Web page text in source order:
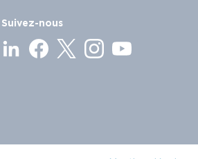
Suivez-nous